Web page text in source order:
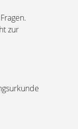
zur